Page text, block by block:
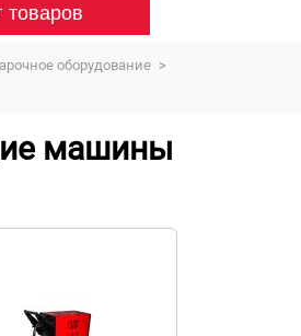
товаров
оборудование >
машины